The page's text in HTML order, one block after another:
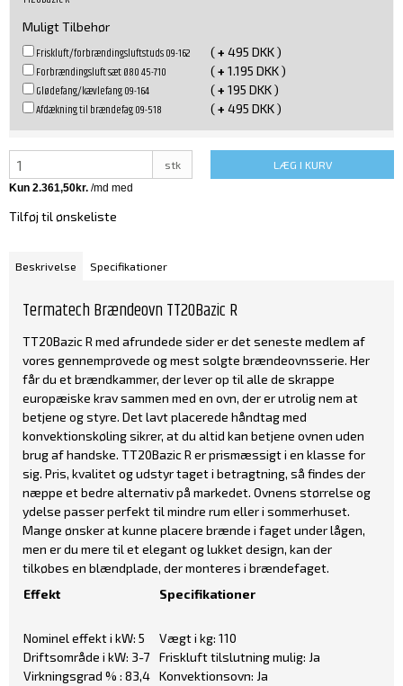
Muligt Tilbehør
Friskluft/forbrændingsluftstuds 09-162 (+ 495 DKK )
Forbrændingsluft sæt Ø80 45-710 (+ 1.195 DKK )
Glødefang/kævlefang 09-164 (+ 195 DKK )
Afdækning til brændefag 09-518 (+ 495 DKK )
stk LÆG I KURV
Tilføj til ønskeliste
Beskrivelse Specifikationer
Termatech Brændeovn TT20Bazic R
TT20Bazic R med afrundede sider er det seneste medlem af
vores gennemprøvede og mest solgte brændeovnsserie. Her
får du et brændkammer, der lever op til alle de skrappe
europæiske krav sammen med en ovn, der er utrolig nem at
betjene og styre. Det lavt placerede håndtag med
konvektionskøling sikrer, at du altid kan betjene ovnen uden
brug af handske. TT20Bazic R er prismæssigt i en klasse for
sig. Pris, kvalitet og udstyr taget i betragtning, så findes der
næppe et bedre alternativ på markedet. Ovnens størrelse og
ydelse passer perfekt til mindre rum eller i sommerhuset.
Mange ønsker at kunne placere brænde i faget under lågen,
men er du mere til et elegant og lukket design, kan der
tilkøbes en blændplade, der monteres i brændefaget.
Effekt
Nominel effekt i kW: 5
Driftsområde i kW: 3-7
Virkningsgrad % : 83,4
Specifikationer
Vægt i kg: 110
Friskluft tilslutning mulig: Ja
Konvektionsovn: Ja